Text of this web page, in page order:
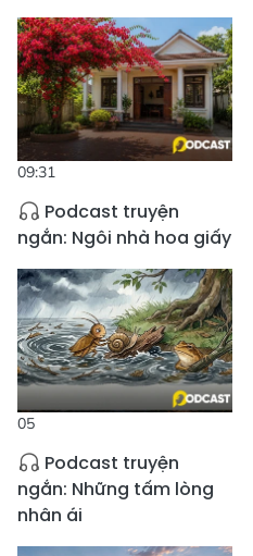
09:31
Podcast truyện
ngắn: Ngôi nhà hoa giấy
05
Podcast truyện
ngắn: Những tấm lòng
nhân ái